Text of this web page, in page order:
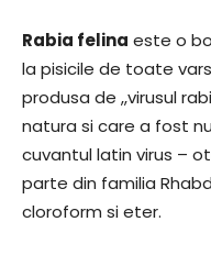
Rabia felina este o
la pisicile de toate
produsa de ,,virusul
natura si care a fost
cuvantul latin virus –
parte din familia
cloroform si eter.